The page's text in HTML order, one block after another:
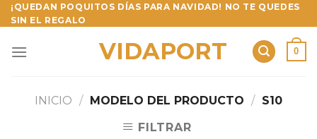
Skip
to
¡QUEDAN POQUITOS DÍAS PARA NAVIDAD! NO TE QUEDES
SIN EL REGALO
VIDAPORT 0
INICIO / MODELO DEL PRODUCTO / S10
FILTRAR